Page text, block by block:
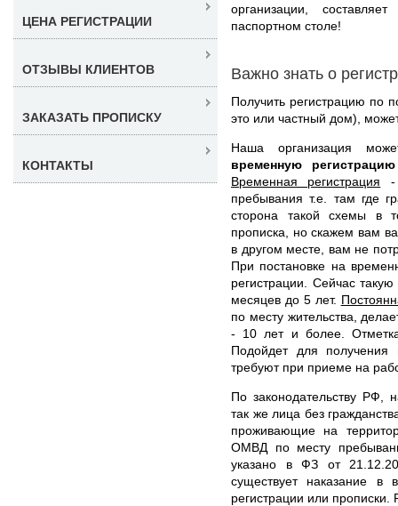
организации,
паспортном столе!
Важно знать о
Получить регистрацию по
это или частный дом),
Наша организация
временную
Временная регистрация -
пребывания т.е. там где
сторона такой схемы в
прописка, но скажем вам
в другом месте, вам не
При постановке на
регистрации. Сейчас
месяцев до 5 лет.
по месту жительства,
- 10 лет и более.
Подойдет для получения
требуют при приеме на
По законодательству РФ,
так же лица без
проживающие на
ОМВД по месту
указано в ФЗ от
существует наказание в
регистрации или прописки.
ЦЕНА РЕГИСТРАЦИИ
ОТЗЫВЫ КЛИЕНТОВ
ЗАКАЗАТЬ ПРОПИСКУ
КОНТАКТЫ